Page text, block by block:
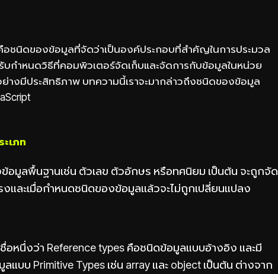
อชนิดของข้อมูลที่จัดว่าเป็นองค์ประกอบที่สำคัญในการประมวล
บกำหนดวิธีที่คอมพิวเตอร์จัดเก็บและจัดการกับข้อมูลในหน่วย
ย่างมีประสิทธิภาพ บทความนี้เราจะมากล่าวถึงชนิดของข้อมูล
เภท
อมูลพื้นฐานเช่น ตัวเลข ตัวอักษร หรือทศนิยม เป็นต้น จะถูกจัด
และเมื่อกำหนดชนิดของข้อมูลเเล้วจะไม่ถูกเปลี่ยนแปลง
อหนึ่งว่า Reference types คือชนิดข้อมูลแบบอ้างอิง และมี
บบ Primitive Types เช่น array และ object เป็นต้น ต่างจาก